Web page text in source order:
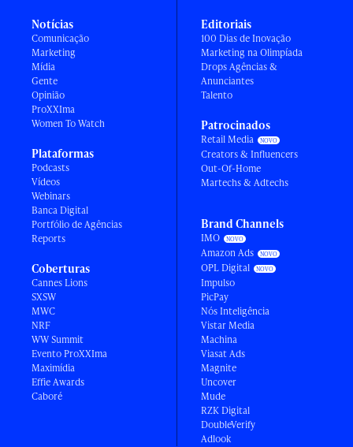
Notícias
Comunicação
Marketing
Mídia
Gente
Opinião
ProXXIma
Women To Watch
Plataformas
Podcasts
Vídeos
Webinars
Banca Digital
Portfólio de Agências
Reports
Coberturas
Cannes Lions
SXSW
MWC
NRF
WW Summit
Evento ProXXIma
Maximídia
Effie Awards
Caboré
Editoriais
100 Dias de Inovação
Marketing na Olimpíada
Drops Agências &
Anunciantes
Talento
Patrocinados
Retail Media
Creators & Influencers
Out-Of-Home
Martechs & Adtechs
Brand Channels
IMO
Amazon Ads
OPL Digital
Impulso
PicPay
Nós Inteligência
Vistar Media
Machina
Viasat Ads
Magnite
Uncover
Mude
RZK Digital
DoubleVerify
Adlook